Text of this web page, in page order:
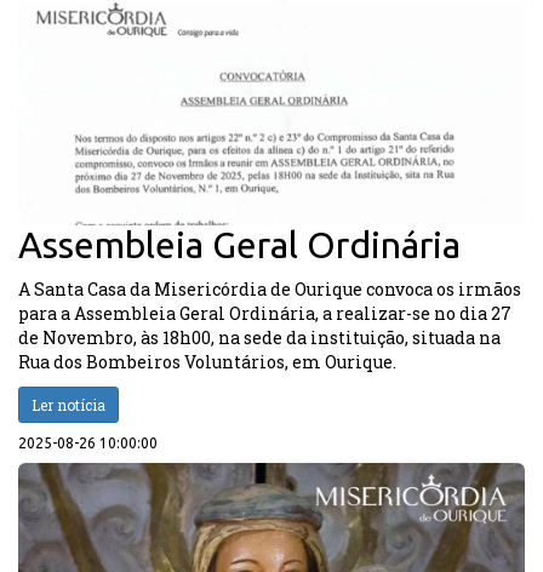
Assembleia Geral Ordinária
A Santa Casa da Misericórdia de Ourique convoca os irmãos
para a Assembleia Geral Ordinária, a realizar-se no dia 27
de Novembro, às 18h00, na sede da instituição, situada na
Rua dos Bombeiros Voluntários, em Ourique.
Ler notícia
2025-08-26 10:00:00